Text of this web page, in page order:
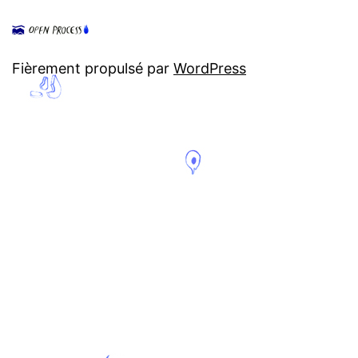
Fièrement propulsé par WordPress